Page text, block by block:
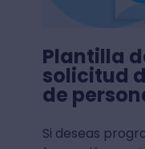
Plantilla
solicitud
de
Si deseas